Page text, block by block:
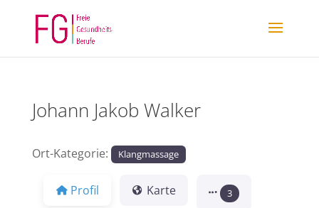
Johann Jakob Walker
Ort-Kategorie: Klangmassage
Profil Karte 3